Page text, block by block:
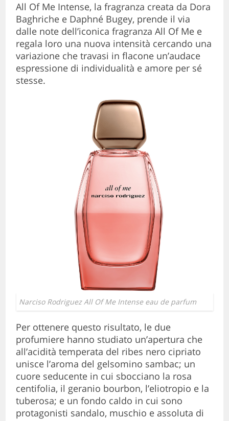
All Of Me Intense, la fragranza creata da Dora
Baghriche e Daphné Bugey, prende il via
dalle note dell’iconica fragranza All Of Me e
regala loro una nuova intensità cercando una
variazione che travasi in flacone un’audace
espressione di individualità e amore per sé
stesse.
Narciso Rodriguez All Of Me Intense eau de parfum
Per ottenere questo risultato, le due
profumiere hanno studiato un’apertura che
all’acidità temperata del ribes nero cipriato
unisce l’aroma del gelsomino sambac; un
cuore seducente in cui sbocciano la rosa
centifolia, il geranio bourbon, l’eliotropio e la
tuberosa; e un fondo caldo in cui sono
protagonisti sandalo, muschio e assoluta di